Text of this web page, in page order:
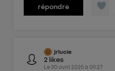
répondre
jrlucie
2 likes
Le 30 avril 2025à 09:27